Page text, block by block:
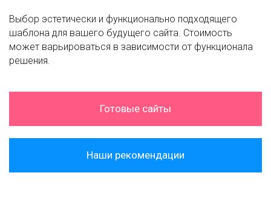
Выбор эстетически и функционально подходящего
шаблона для вашего будущего сайта. Стоимость
может варьироваться в зависимости от функционала
решения.
Готовые сайты
Наши рекомендации